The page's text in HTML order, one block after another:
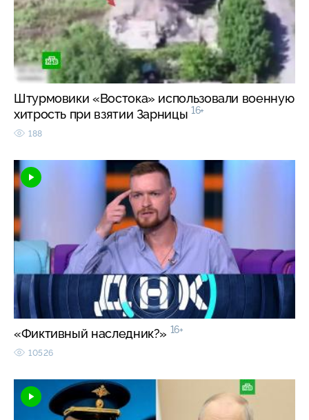
Штурмовики «Востока» использовали военную
хитрость при взятии Зарницы 16+
188
«Фиктивный наследник?» 16+
10526